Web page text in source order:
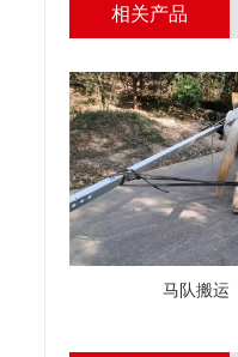
相关产品
马队搬运